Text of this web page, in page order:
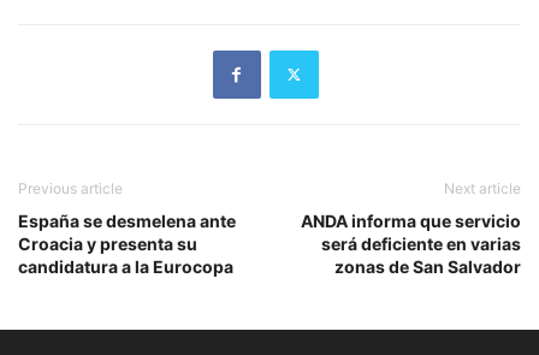
Previous article
España se desmelena ante
Croacia y presenta su
candidatura a la Eurocopa
Next article
ANDA informa que servicio
será deficiente en varias
zonas de San Salvador